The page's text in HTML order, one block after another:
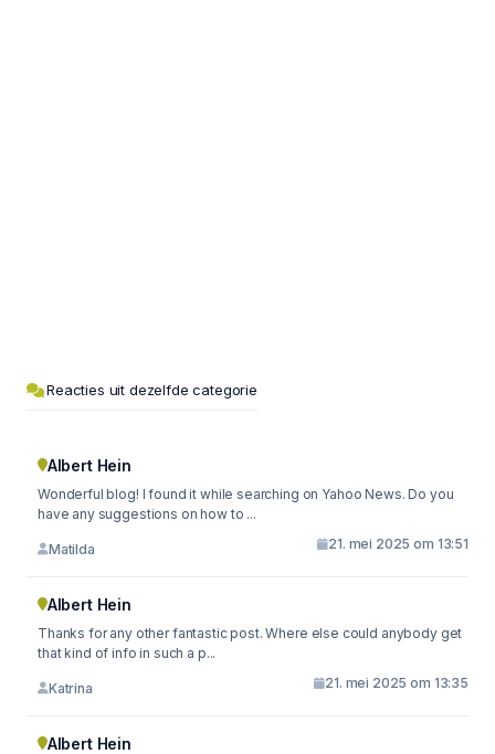
Reacties uit dezelfde categorie
Albert Hein
Wonderful blog! I found it while searching on Yahoo News. Do you
have any suggestions on how to ...
Matilda 21. mei 2025 om 13:51
Albert Hein
Thanks for any other fantastic post. Where else could anybody get
that kind of info in such a p...
Katrina 21. mei 2025 om 13:35
Albert Hein